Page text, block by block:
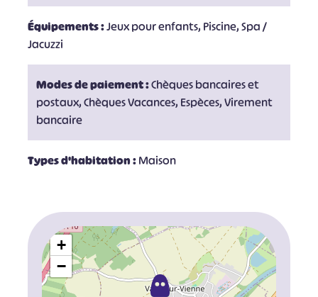
Équipements :Jeux pour enfants, Piscine, Spa /
Jacuzzi
Modes de paiement :Chèques bancaires et
postaux, Chèques Vacances, Espèces, Virement
bancaire
Types d'habitation :Maison
+
−